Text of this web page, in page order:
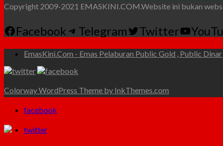
Copyright 2009-2021 EMASKINI.COM.Website ini bukan
Facebook Telegram Twitter
EmasKini.Com - Emas Pelaburan Public Gold , Public
Colorway WordPress Theme by InkThemes.com
facebook
twitter